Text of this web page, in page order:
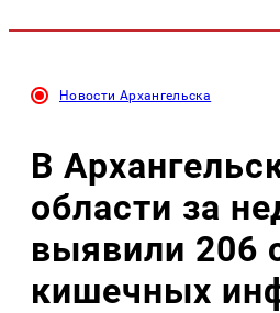
Новости Архангельска
В
области за
выявили 206
кишечных